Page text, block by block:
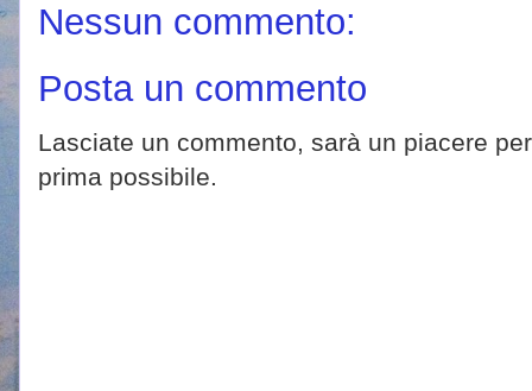
Nessun commento:
Posta un commento
Lasciate un commento, sarà un piacere
prima possibile.